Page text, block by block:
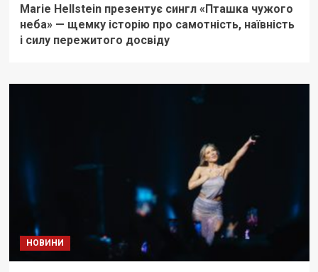
Marie Hellstein презентує сингл «Пташка чужого
неба» — щемку історію про самотність, наївність
і силу пережитого досвіду
НОВИНИ